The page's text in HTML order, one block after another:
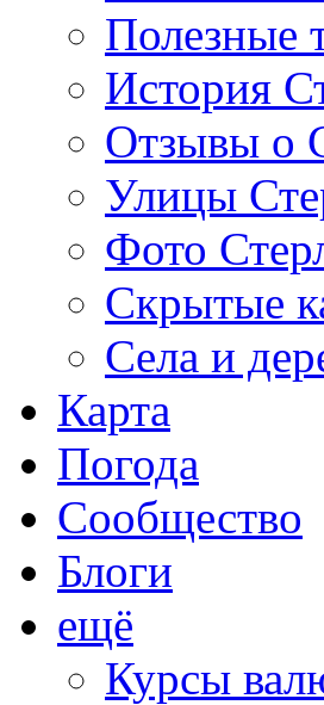
Полезные
История
Отзывы о
Улицы
Фото
Скрытые
Села и
Карта
Погода
Сообщество
Блоги
ещё
Курсы